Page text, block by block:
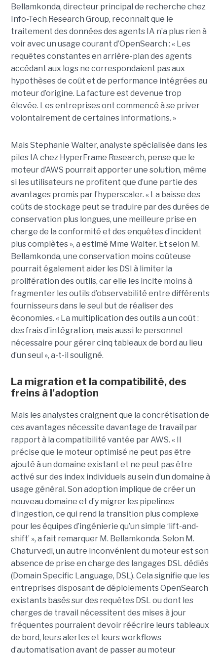
Bellamkonda, directeur principal de recherche chez
Info-Tech Research Group, reconnait que le
traitement des données des agents IA n’a plus rien à
voir avec un usage courant d’OpenSearch : « Les
requêtes constantes en arrière-plan des agents
accédant aux logs ne correspondaient pas aux
hypothèses de coût et de performance intégrées au
moteur d’origine. La facture est devenue trop
élevée. Les entreprises ont commencé à se priver
volontairement de certaines informations. »
Mais Stephanie Walter, analyste spécialisée dans les
piles IA chez HyperFrame Research, pense que le
moteur d’AWS pourrait apporter une solution, même
si les utilisateurs ne profitent que d’une partie des
avantages promis par l’hyperscaler. « La baisse des
coûts de stockage peut se traduire par des durées de
conservation plus longues, une meilleure prise en
charge de la conformité et des enquêtes d’incident
plus complètes », a estimé Mme Walter. Et selon M.
Bellamkonda, une conservation moins coûteuse
pourrait également aider les DSI à limiter la
prolifération des outils, car elle les incite moins à
fragmenter les outils d’observabilité entre différents
fournisseurs dans le seul but de réaliser des
économies. « La multiplication des outils a un coût :
des frais d’intégration, mais aussi le personnel
nécessaire pour gérer cinq tableaux de bord au lieu
d’un seul », a-t-il souligné.
La migration et la compatibilité, des
freins à l’adoption
Mais les analystes craignent que la concrétisation de
ces avantages nécessite davantage de travail par
rapport à la compatibilité vantée par AWS. « Il
précise que le moteur optimisé ne peut pas être
ajouté à un domaine existant et ne peut pas être
activé sur des index individuels au sein d’un domaine à
usage général. Son adoption implique de créer un
nouveau domaine et d’y migrer les pipelines
d’ingestion, ce qui rend la transition plus complexe
pour les équipes d’ingénierie qu’un simple ‘lift-and-
shift’ », a fait remarquer M. Bellamkonda. Selon M.
Chaturvedi, un autre inconvénient du moteur est son
absence de prise en charge des langages DSL dédiés
(Domain Specific Language, DSL). Cela signifie que les
entreprises disposant de déploiements OpenSearch
existants basés sur des requêtes DSL ou dont les
charges de travail nécessitent des mises à jour
fréquentes pourraient devoir réécrire leurs tableaux
de bord, leurs alertes et leurs workflows
d’automatisation avant de passer au moteur